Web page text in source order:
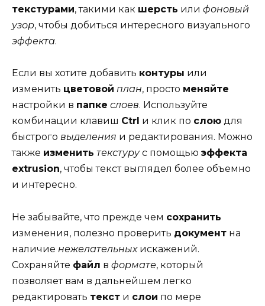
текстурами, такими как шерсть или фоновый
узор, чтобы добиться интересного визуального
эффекта.
Если вы хотите добавить контуры или
изменить цветовой план, просто меняйте
настройки в папке слоев. Используйте
комбинации клавиш Ctrl и клик по слою для
быстрого выделения и редактирования. Можно
также изменить текстурус помощью эффекта
extrusion, чтобы текст выглядел более объемно
и интересно.
Не забывайте, что прежде чем сохранить
изменения, полезно проверить документ на
наличие нежелательныхискажений.
Сохраняйте файл в формате, который
позволяет вам в дальнейшем легко
редактировать текст и слои по мере